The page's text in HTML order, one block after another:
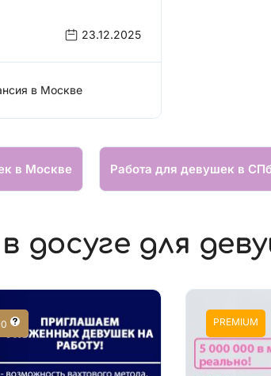
23.12.2025
в Москве
в Москве Работа для девушек в
досуге для
PREMIUM